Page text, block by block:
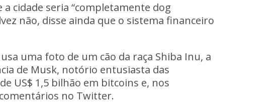
cidade seria “completamente dog
não, disse ainda que o sistema financeiro
uma foto de um cão da raça Shiba Inu, a
de Musk, notório entusiasta das
US$ 1,5 bilhão em bitcoins e, nos
no Twitter.